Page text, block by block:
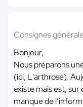
Consignes
Bonjour,
Nous préparons
(ici, L'arthrose).
existe mais est,
manque de